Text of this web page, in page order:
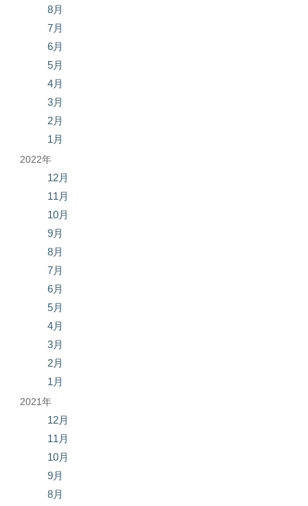
8月
7月
6月
5月
4月
3月
2月
1月
2022年
12月
11月
10月
9月
8月
7月
6月
5月
4月
3月
2月
1月
2021年
12月
11月
10月
9月
8月